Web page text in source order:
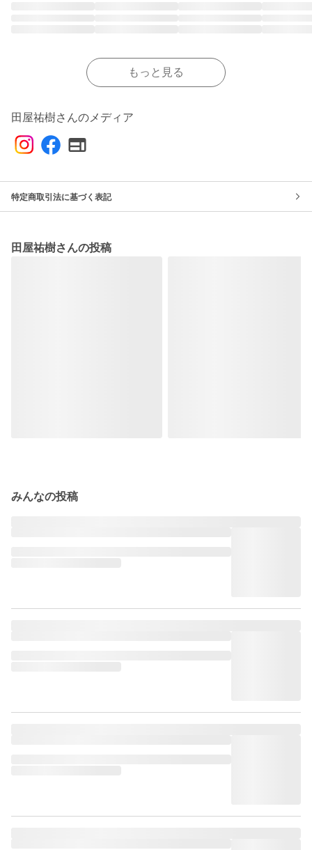
もっと見る
田屋祐樹さんのメディア
特定商取引法に基づく表記
田屋祐樹さんの投稿
みんなの投稿